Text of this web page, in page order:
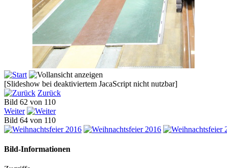
[Slideshow bei deaktiviertem JacaScript nicht nutzbar]
Zurück
Bild 62 von 110
Weiter
Bild 64 von 110
Bild-Informationen